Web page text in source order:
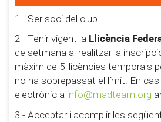
1 - Ser soci del club.
2 - Tenir vigent la Llicència
de setmana al realitzar la
màxim de 5 llicències temporals
no ha sobrepassat el límit. En
electrònic a info@madteam.org
3 - Acceptar i acomplir les